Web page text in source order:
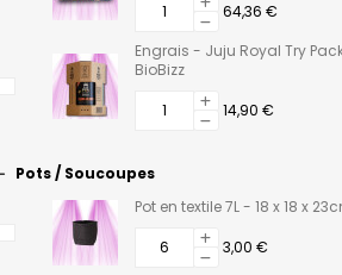
64,36 €
Engrais - Juju Royal Try
BioBizz
14,90 €
Pots / Soucoupes
Pot en textile 7L - 18 x 18 x
3,00 €